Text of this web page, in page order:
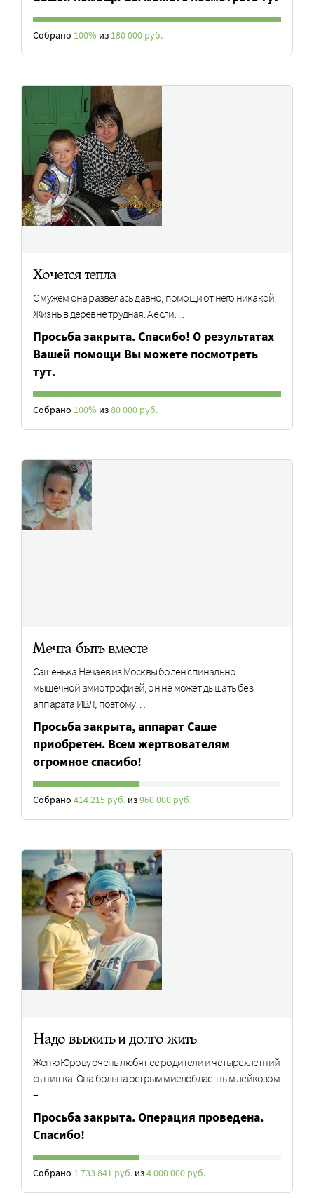
Собрано 100% из 180 000 руб.
Хочется тепла
С мужем она развелась давно, помощи от него никакой.
Жизнь в деревне трудная. А если…
Просьба закрыта. Спасибо! О результатах
Вашей помощи Вы можете посмотреть
тут.
Собрано 100% из80 000 руб.
Мечта быть вместе
Сашенька Нечаев из Москвы болен спинально-
мышечной амиотрофией, он не может дышать без
аппарата ИВЛ, поэтому…
Просьба закрыта, аппарат Саше
приобретен. Всем жертвователям
огромное спасибо!
Собрано 414 215 руб. из960 000 руб.
Надо выжить и долго жить
Женю Юрову очень любят ее родители и четырехлетний
сынишка. Она больна острым миелобластным лейкозом
–…
Просьба закрыта. Операция проведена.
Спасибо!
Собрано 1 733 841 руб. из4 000 000 руб.